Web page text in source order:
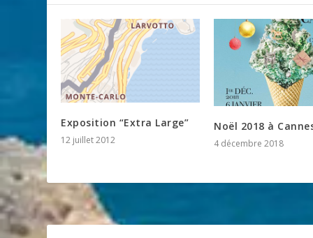
Exposition “Extra Large”
12 juillet 2012
Noël 2018 à
4 décembre 2018